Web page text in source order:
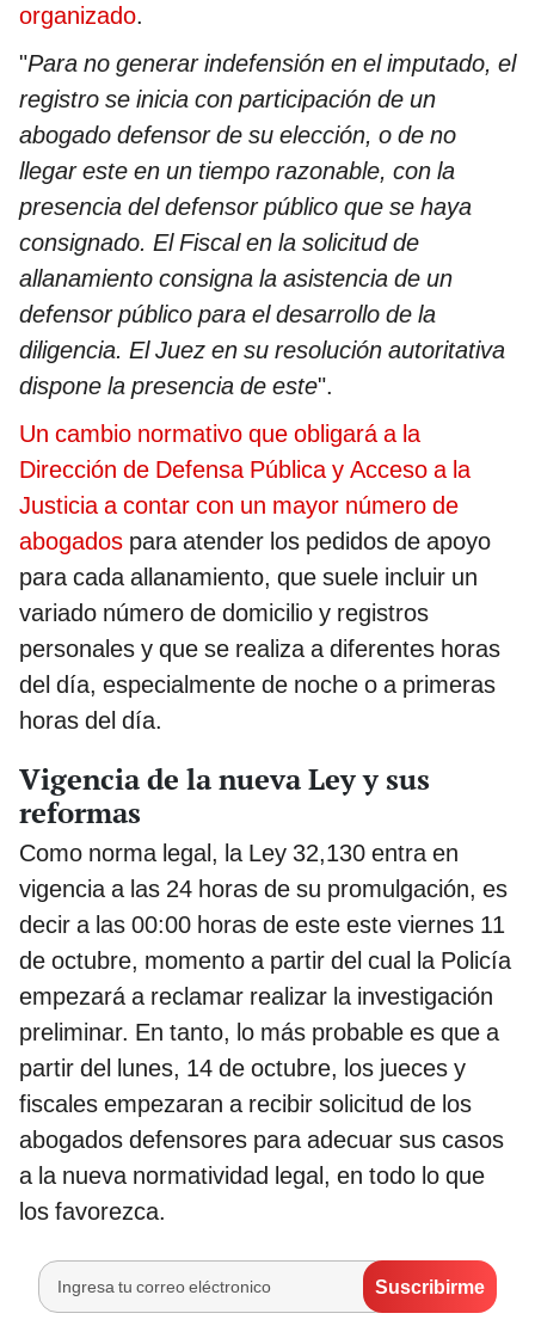
organizado.
"Para no generar indefensión en el imputado, el
registro se inicia con participación de un
abogado defensor de su elección, o de no
llegar este en un tiempo razonable, con la
presencia del defensor público que se haya
consignado. El Fiscal en la solicitud de
allanamiento consigna la asistencia de un
defensor público para el desarrollo de la
diligencia. El Juez en su resolución autoritativa
dispone la presencia de este".
Un cambio normativo que obligará a la
Dirección de Defensa Pública y Acceso a la
Justicia a contar con un mayor número de
abogados para atender los pedidos de apoyo
para cada allanamiento, que suele incluir un
variado número de domicilio y registros
personales y que se realiza a diferentes horas
del día, especialmente de noche o a primeras
horas del día.
Vigencia de la nueva Ley y sus
reformas
Como norma legal, la Ley 32,130 entra en
vigencia a las 24 horas de su promulgación, es
decir a las 00:00 horas de este este viernes 11
de octubre, momento a partir del cual la Policía
empezará a reclamar realizar la investigación
preliminar. En tanto, lo más probable es que a
partir del lunes, 14 de octubre, los jueces y
fiscales empezaran a recibir solicitud de los
abogados defensores para adecuar sus casos
a la nueva normatividad legal, en todo lo que
los favorezca.